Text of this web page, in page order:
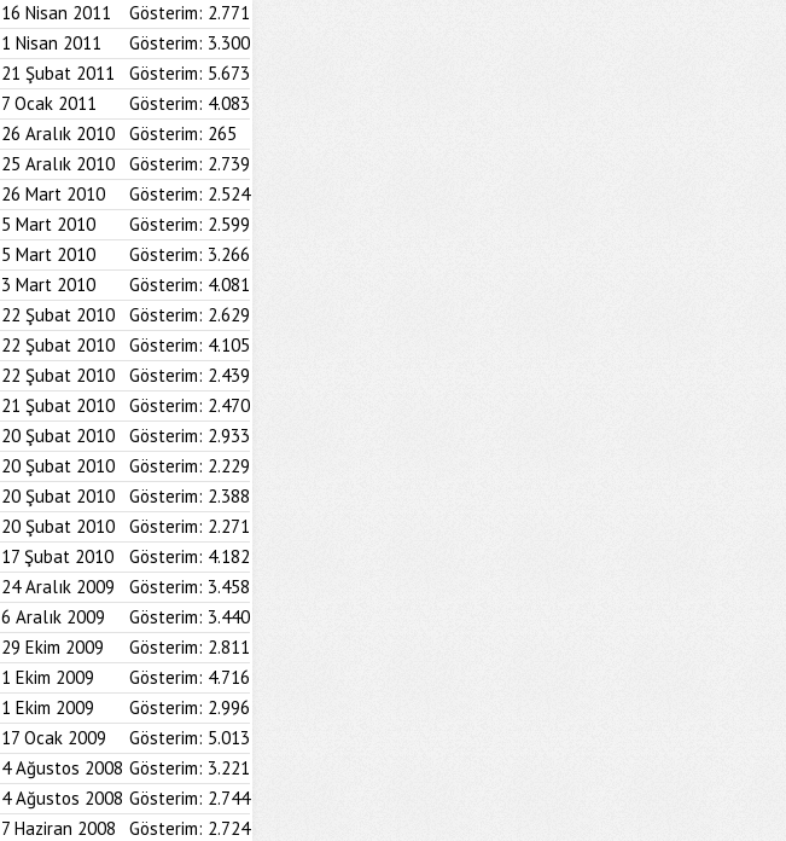
16 Nisan 2011 Gösterim: 2.771
1 Nisan 2011 Gösterim: 3.300
21 Şubat 2011 Gösterim: 5.673
7 Ocak 2011 Gösterim: 4.083
26 Aralık 2010 Gösterim: 265
25 Aralık 2010 Gösterim: 2.739
26 Mart 2010 Gösterim: 2.524
5 Mart 2010 Gösterim: 2.599
5 Mart 2010 Gösterim: 3.266
3 Mart 2010 Gösterim: 4.081
22 Şubat 2010 Gösterim: 2.629
22 Şubat 2010 Gösterim: 4.105
22 Şubat 2010 Gösterim: 2.439
21 Şubat 2010 Gösterim: 2.470
20 Şubat 2010 Gösterim: 2.933
20 Şubat 2010 Gösterim: 2.229
20 Şubat 2010 Gösterim: 2.388
20 Şubat 2010 Gösterim: 2.271
17 Şubat 2010 Gösterim: 4.182
24 Aralık 2009 Gösterim: 3.458
6 Aralık 2009 Gösterim: 3.440
29 Ekim 2009 Gösterim: 2.811
1 Ekim 2009 Gösterim: 4.716
1 Ekim 2009 Gösterim: 2.996
17 Ocak 2009 Gösterim: 5.013
4 Ağustos 2008 Gösterim: 3.221
4 Ağustos 2008 Gösterim: 2.744
7 Haziran 2008 Gösterim: 2.724